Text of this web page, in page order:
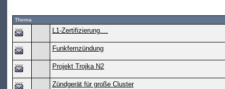
Thema
L1-Zertifizierung....
Funkfernzündung
Projekt Trojka N2
Zündgerät für große Cluster